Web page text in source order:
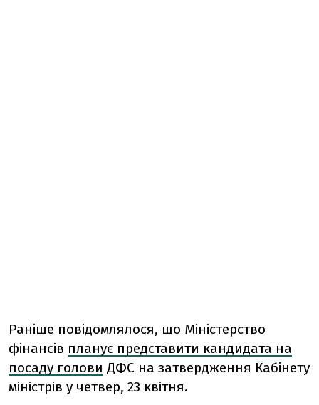
Раніше повідомлялося, що Міністерство
фінансів планує представити кандидата на
посаду голови ДФС на затвердження Кабінету
міністрів у четвер, 23 квітня.